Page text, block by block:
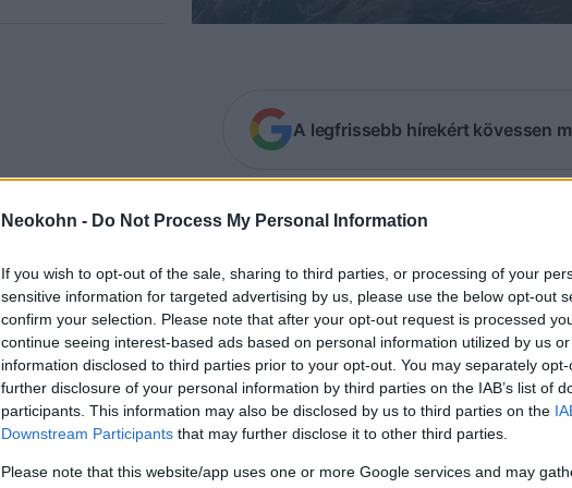
Neokohn - Do Not Process My Personal Information
If you wish to opt-out of the sale, sharing to third parties, or processing of your
sensitive information for targeted advertising by us, please use the below opt-out
confirm your selection. Please note that after your opt-out request is processed
continue seeing interest-based ads based on personal information utilized by us
information disclosed to third parties prior to your opt-out. You may separately
further disclosure of your personal information by third parties on the IAB’s list of
participants. This information may also be disclosed by us to third parties on the
Downstream Participants that may further disclose it to other third parties.
Please note that this website/app uses one or more Google services and may
A legfrissebb hírekért kövessen
A Biden-kormányzat azt fontolgatja, hogy
Izraelre, hogy csökkentse Izrael gázai katonai
News.
A jelentés szerint még nem született döntés, de a
felülvizsgálja az Izrael által kért fegyvereket, és
fegyvereladásokat lehetne felhasználni
Hamász terrorcsoport elleni gázai támadások